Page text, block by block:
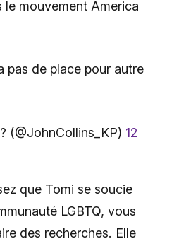
le mouvement America
pas de place pour autre
(@JohnCollins_KP) 12
que Tomi se soucie
LGBTQ, vous
des recherches. Elle